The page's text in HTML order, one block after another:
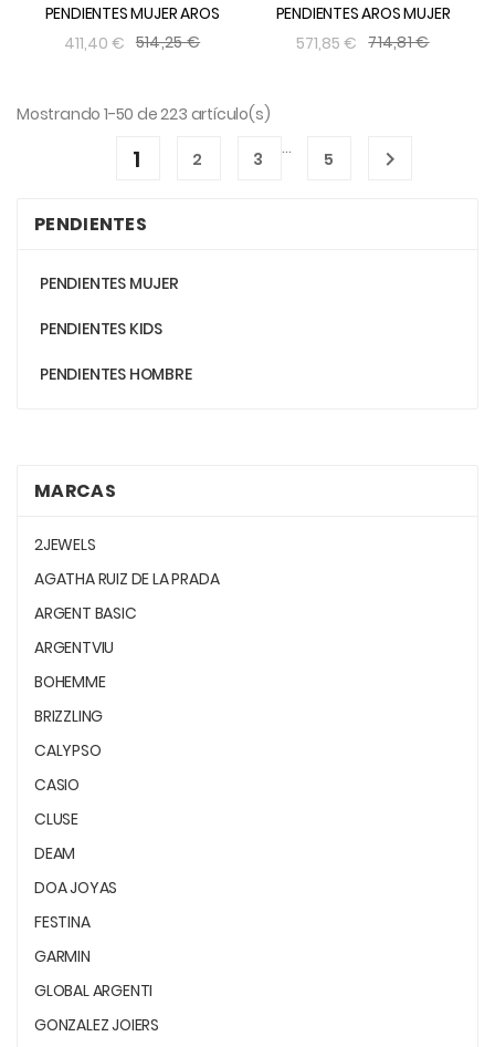
PENDIENTES MUJER AROS
411,40 € 514,25 €
PENDIENTES AROS MUJER
571,85 € 714,81 €
Mostrando 1-50 de 223 artículo(s)
1 2 3
…
5 
PENDIENTES
PENDIENTES MUJER
PENDIENTES KIDS
PENDIENTES HOMBRE
MARCAS
2JEWELS
AGATHA RUIZ DE LA PRADA
ARGENT BASIC
ARGENTVIU
BOHEMME
BRIZZLING
CALYPSO
CASIO
CLUSE
DEAM
DOA JOYAS
FESTINA
GARMIN
GLOBAL ARGENTI
GONZALEZ JOIERS